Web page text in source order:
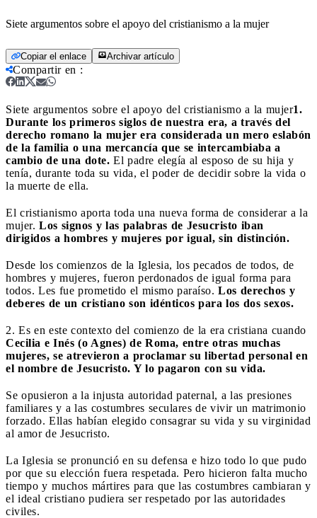
Siete argumentos sobre el apoyo del cristianismo a la mujer
Copiar el enlace Archivar artículo
Compartir en :
Siete argumentos sobre el apoyo del cristianismo a la mujer1.
Durante los primeros siglos de nuestra era, a través del
derecho romano la mujer era considerada un mero eslabón
de la familia o una mercancía que se intercambiaba a
cambio de una dote. El padre elegía al esposo de su hija y
tenía, durante toda su vida, el poder de decidir sobre la vida o
la muerte de ella.
El cristianismo aporta toda una nueva forma de considerar a la
mujer. Los signos y las palabras de Jesucristo iban
dirigidos a hombres y mujeres por igual, sin distinción.
Desde los comienzos de la Iglesia, los pecados de todos, de
hombres y mujeres, fueron perdonados de igual forma para
todos. Les fue prometido el mismo paraíso. Los derechos y
deberes de un cristiano son idénticos para los dos sexos.
2. Es en este contexto del comienzo de la era cristiana cuando
Cecilia e Inés (o Agnes) de Roma, entre otras muchas
mujeres, se atrevieron a proclamar su libertad personal en
el nombre de Jesucristo. Y lo pagaron con su vida.
Se opusieron a la injusta autoridad paternal, a las presiones
familiares y a las costumbres seculares de vivir un matrimonio
forzado. Ellas habían elegido consagrar su vida y su virginidad
al amor de Jesucristo.
La Iglesia se pronunció en su defensa e hizo todo lo que pudo
por que su elección fuera respetada. Pero hicieron falta mucho
tiempo y muchos mártires para que las costumbres cambiaran y
el ideal cristiano pudiera ser respetado por las autoridades
civiles.